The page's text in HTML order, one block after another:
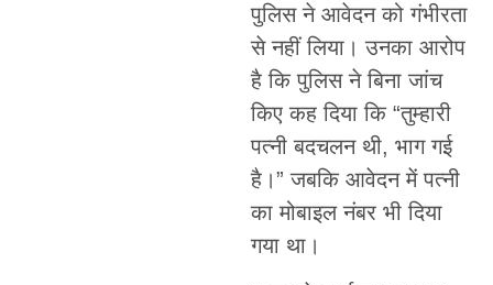
पुलिस ने आवेदन को गंभीरता
से नहीं लिया। उनका आरोप
है कि पुलिस ने बिना जांच
किए कह दिया कि “तुम्हारी
पत्नी बदचलन थी, भाग गई
है।” जबकि आवेदन में पत्नी
का मोबाइल नंबर भी दिया
गया था।